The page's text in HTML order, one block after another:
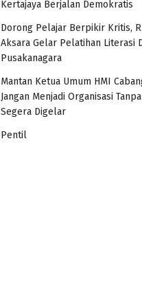
Kertajaya Berjalan Demokratis
Dorong Pelajar Berpikir Kritis,
Aksara Gelar Pelatihan Literasi
Pusakanagara
Mantan Ketua Umum HMI
Jangan Menjadi Organisasi
Segera Digelar
Pentil